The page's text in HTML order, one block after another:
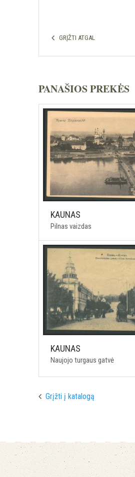
GRĮŽTI ATGAL
PANAŠIOS PREKĖS
KAUNAS
Pilnas vaizdas
KAUNAS
Naujojo turgaus gatvė
Grįžti į katalogą